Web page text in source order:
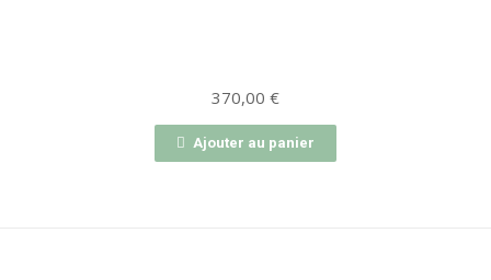
370,00 €
Ajouter au panier